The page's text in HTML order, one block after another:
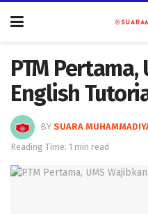
PTM Pertama,
English
BY SUARA
Reading Time: 1 min read